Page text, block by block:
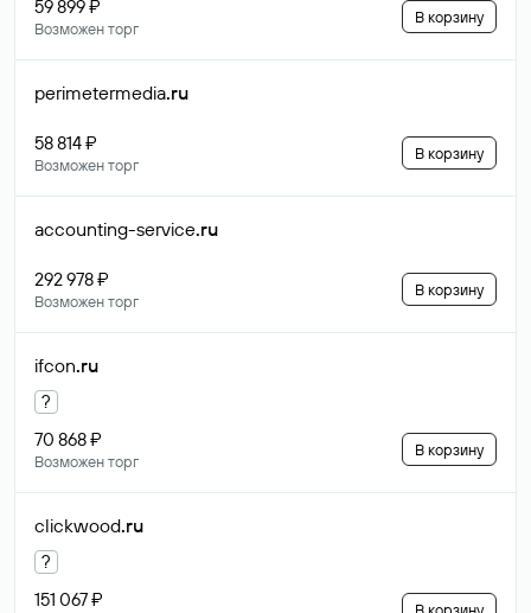
59 899 ₽
Возможен торг
В корзину
perimetermedia.ru
58 814 ₽
Возможен торг
В корзину
accounting-service.ru
292 978 ₽
Возможен торг
В корзину
ifcon.ru
?
70 868 ₽
Возможен торг
В корзину
clickwood.ru
?
151 067 ₽